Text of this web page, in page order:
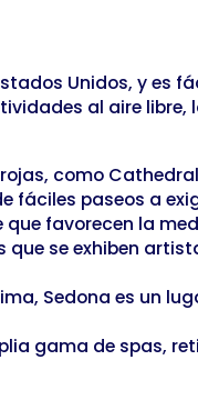
Unidos, y es
al aire
como
fáciles paseos a
favorecen la
se exhiben
Sedona es un
gama de spas,